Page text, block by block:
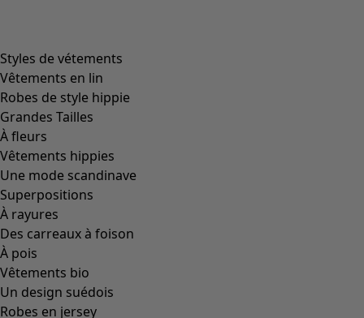
Styles de vétements
Vêtements en lin
Robes de style hippie
Grandes Tailles
À fleurs
Vêtements hippies
Une mode scandinave
Superpositions
À rayures
Des carreaux à foison
À pois
Vêtements bio
Un design suédois
Robes en jersey